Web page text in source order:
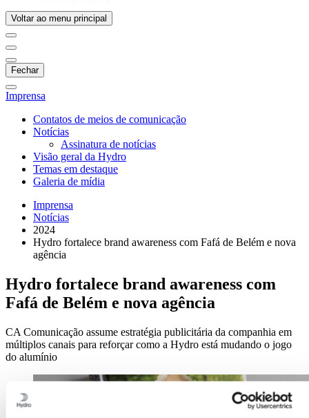
Voltar ao menu principal
Fechar
Imprensa
Contatos de meios de comunicação
Notícias
Assinatura de notícias
Visão geral da Hydro
Temas em destaque
Galeria de mídia
Imprensa
Notícias
2024
Hydro fortalece brand awareness com Fafá de Belém e nova
agência
Hydro fortalece brand awareness com
Fafá de Belém e nova agência
CA Comunicação assume estratégia publicitária da companhia em
múltiplos canais para reforçar como a Hydro está mudando o jogo
do alumínio